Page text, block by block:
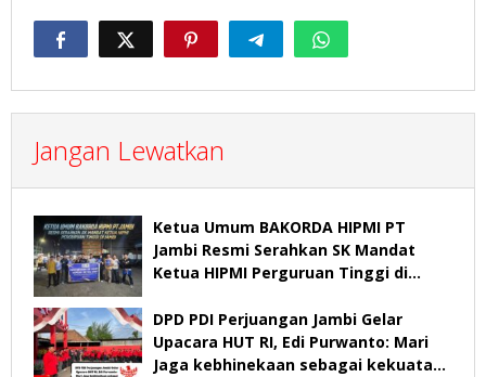
Jangan Lewatkan
Ketua Umum BAKORDA HIPMI PT
Jambi Resmi Serahkan SK Mandat
Ketua HIPMI Perguruan Tinggi di
DPD PDI Perjuangan Jambi Gelar
Upacara HUT RI, Edi Purwanto: Mari
Jaga kebhinekaan sebagai kekuatan